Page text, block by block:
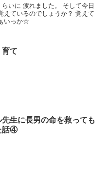
そして今日
ぁいっか☆
て
生に長男の命を救っても
話④